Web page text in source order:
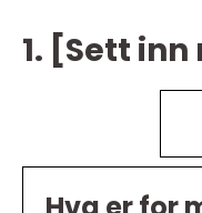
1. [Sett